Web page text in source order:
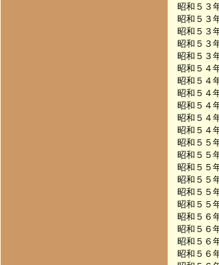
昭和５
昭和５
昭和５
昭和５
昭和５
昭和５
昭和５
昭和５
昭和５
昭和５
昭和５４
昭和５
昭和５
昭和５
昭和５
昭和５
昭和５
昭和５
昭和５
昭和５
昭和５